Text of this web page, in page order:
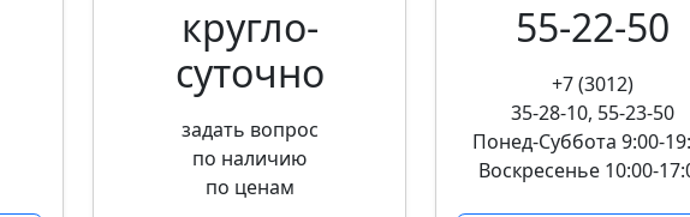
кругло­
суточно
задать вопрос
по наличию
по ценам
55-22-50
+7 (3012)
35-28-10, 55-23-50
Понед-Суббота 9:00-
Воскресенье 10:00-